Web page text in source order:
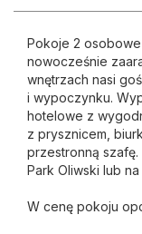
Pokoje 2
nowocześnie
wnętrzach nasi
i wypoczynku.
hotelowe z
z prysznicem,
przestronną
Park Oliwski lub na
W cenę pokoju